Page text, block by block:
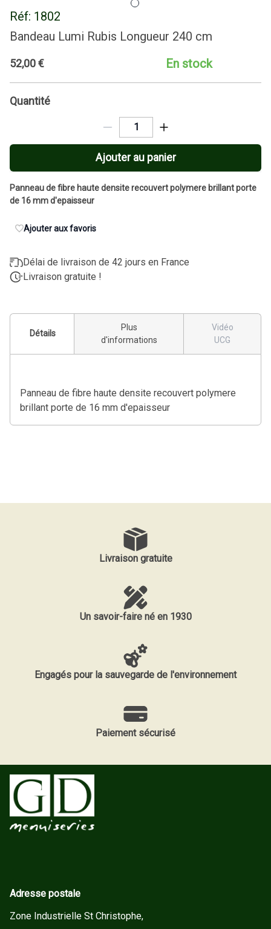
Réf: 1802
Bandeau Lumi Rubis Longueur 240 cm
52,00€ En stock
Quantité
Ajouter au panier
Panneau de fibre haute densite recouvert polymere brillant porte
de 16 mm d'epaisseur
Ajouter aux favoris
Délai de livraison de 42 jours en France
Livraison gratuite !
Détails
Plus
d'informations
Vidéo
UCG
Panneau de fibre haute densite recouvert polymere
brillant porte de 16 mm d'epaisseur
Livraison gratuite
Un savoir-faire né en 1930
Engagés pour la sauvegarde de l'environnement
Paiement sécurisé
Adresse postale
Zone Industrielle St Christophe,